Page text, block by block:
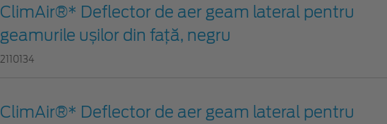
ClimAir®* Deflector de aer geam lateral pentru
geamurile ușilor din față, negru
2110134
ClimAir®* Deflector de aer geam lateral pentru